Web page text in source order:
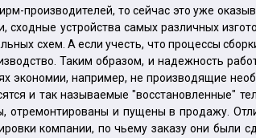
производителей, то сейчас это уже
устройства самых различных
схем. А если учесть, что процессы
Таким образом, и надежность
экономии, например, не производящие
и так называемые "восстановленные"
отремонтированы и пущены в продажу.
компании, по чьему заказу они были